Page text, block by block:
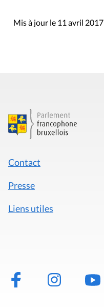
Mis à jour le 11 avril 2017
Contact
Presse
Liens utiles